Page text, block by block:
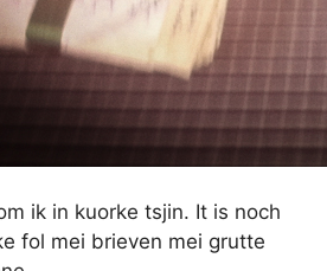
ik in kuorke tsjin. It is noch
fol mei brieven mei grutte